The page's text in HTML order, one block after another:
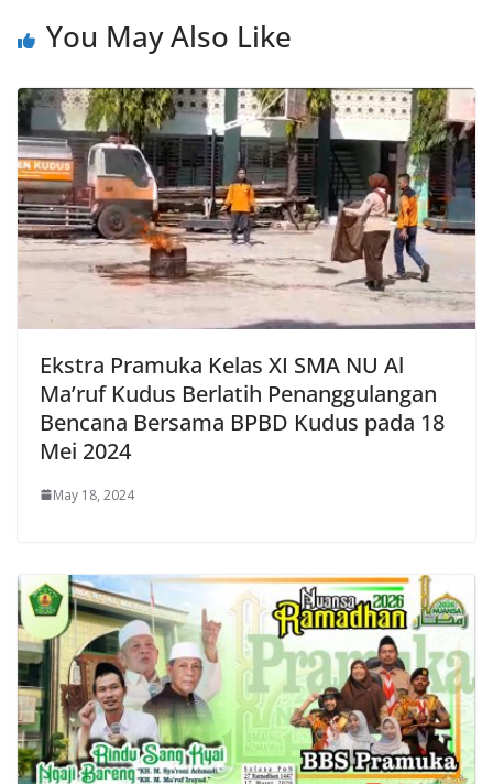
You May Also Like
Ekstra Pramuka Kelas XI SMA NU Al
Ma’ruf Kudus Berlatih Penanggulangan
Bencana Bersama BPBD Kudus pada 18
Mei 2024
May 18, 2024